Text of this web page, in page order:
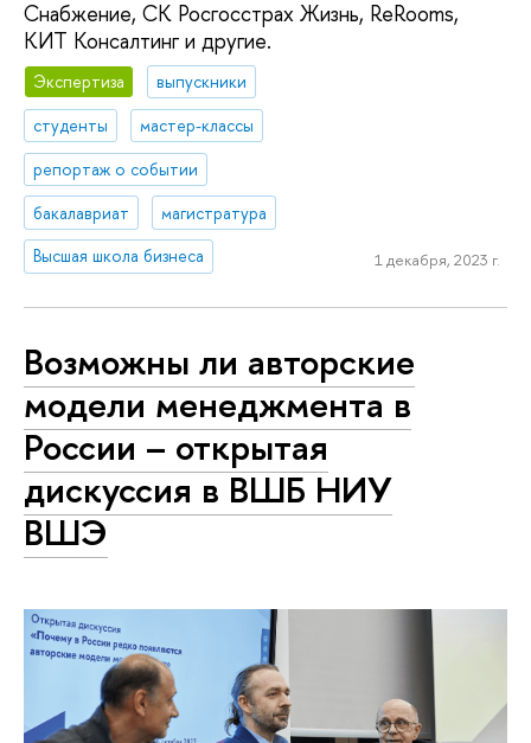
Снабжение, СК Росгосстрах Жизнь, ReRooms,
КИТ Консалтинг и другие.
Экспертиза
выпускники
студенты
мастер-классы
репортаж о событии
бакалавриат
магистратура
Высшая школа бизнеса
1 декабря, 2023 г.
Возможны ли авторские
модели менеджмента в
России – открытая
дискуссия в ВШБ НИУ
ВШЭ